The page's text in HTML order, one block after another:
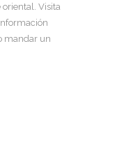
oriental. Visita
mandar un